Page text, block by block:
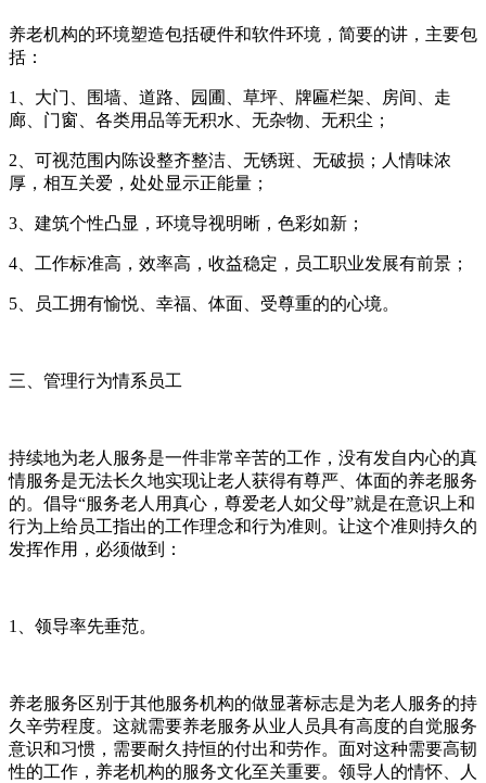
养老机构的环境塑造包括硬件和软件环境，简要的讲，主要包
括：
1、大门、围墙、道路、园圃、草坪、牌匾栏架、房间、走
廊、门窗、各类用品等无积水、无杂物、无积尘；
2、可视范围内陈设整齐整洁、无锈斑、无破损；人情味浓
厚，相互关爱，处处显示正能量；
3、建筑个性凸显，环境导视明晰，色彩如新；
4、工作标准高，效率高，收益稳定，员工职业发展有前景；
5、员工拥有愉悦、幸福、体面、受尊重的的心境。
三、管理行为情系员工
持续地为老人服务是一件非常辛苦的工作，没有发自内心的真
情服务是无法长久地实现让老人获得有尊严、体面的养老服务
的。倡导“服务老人用真心，尊爱老人如父母”就是在意识上和
行为上给员工指出的工作理念和行为准则。让这个准则持久的
发挥作用，必须做到：
1、领导率先垂范。
养老服务区别于其他服务机构的做显著标志是为老人服务的持
久辛劳程度。这就需要养老服务从业人员具有高度的自觉服务
意识和习惯，需要耐久持恒的付出和劳作。面对这种需要高韧
性的工作，养老机构的服务文化至关重要。领导人的情怀、人